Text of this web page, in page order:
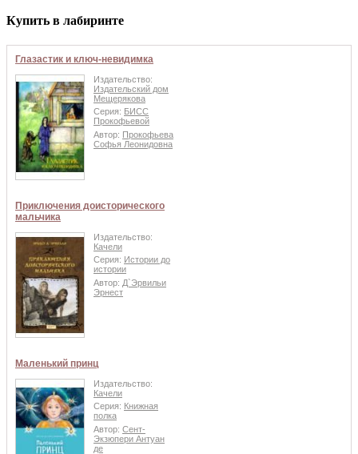
Купить в лабиринте
Глазастик и ключ-невидимка
Издательство:
Издательский дом
Мещерякова
Серия: БИСС
Прокофьевой
Автор: Прокофьева
Софья Леонидовна
Приключения доисторического
мальчика
Издательство:
Качели
Серия: Истории до
истории
Автор: Д`Эрвильи
Эрнест
Маленький принц
Издательство:
Качели
Серия: Книжная
полка
Автор: Сент-
Экзюпери Антуан
де